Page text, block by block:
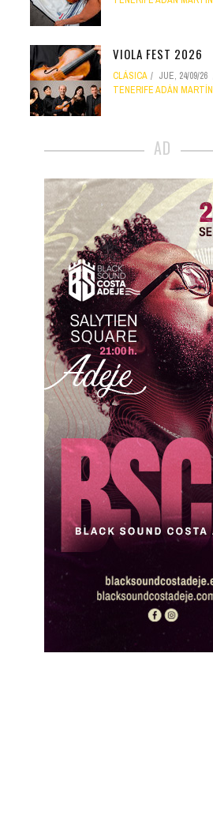
VIOLA FEST 2026
CLÁSICA JUE, 24/09/26
TENERIFE ADÁN MARTÍN
AD